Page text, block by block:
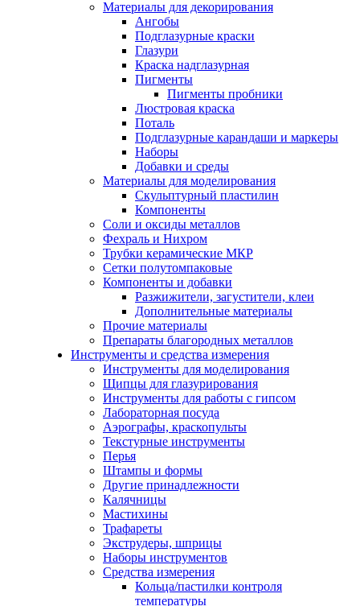
Материалы для декорирования
Ангобы
Подглазурные краски
Глазури
Краска надглазурная
Пигменты
Пигменты пробники
Люстровая краска
Поталь
Подглазурные карандаши и маркеры
Наборы
Добавки и среды
Материалы для моделирования
Скульптурный пластилин
Компоненты
Соли и оксиды металлов
Фехраль и Нихром
Трубки керамические МКР
Сетки полутомпаковые
Компоненты и добавки
Разжижители, загустители, клеи
Дополнительные материалы
Прочие материалы
Препараты благородных металлов
Инструменты и средства измерения
Инструменты для моделирования
Щипцы для глазурирования
Инструменты для работы с гипсом
Лабораторная посуда
Аэрографы, краскопульты
Текстурные инструменты
Перья
Штампы и формы
Другие принадлежности
Калячницы
Мастихины
Трафареты
Экструдеры, шприцы
Наборы инструментов
Средства измерения
Кольца/пастилки контроля
температуры